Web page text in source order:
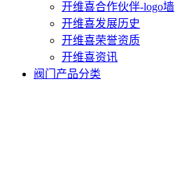
开维喜合作伙伴-logo墙
开维喜发展历史
开维喜荣誉资质
开维喜资讯
阀门产品分类